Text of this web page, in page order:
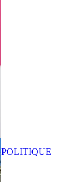
POLITIQUE